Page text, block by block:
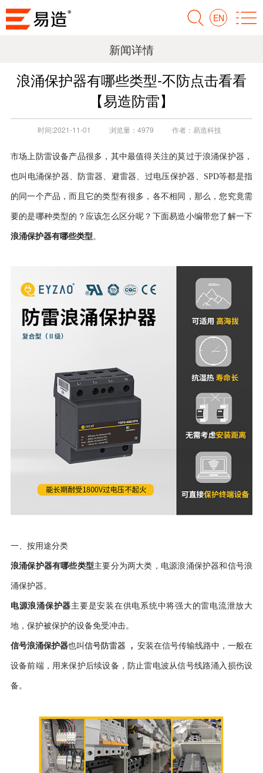
EN
新闻详情
浪涌保护器有哪些类型-不防点击看看
【易造防雷】
时间:2021-11-01 浏览量： 4979 作者： 易造科技
市场上防雷设备产品很多，其中最值得关注的莫过于浪涌保护器，
也叫电涌保护器、防雷器、避雷器、过电压保护器、SPD等都是指
的同一个产品，而且它的类型有很多，各不相同，那么，您究竟需
要的是哪种类型的？应该怎么区分呢？下面易造小编带您了解一下
浪涌保护器有哪些类型 。
一、按用途分类
浪涌保护器有哪些类型主要分为两大类，电源浪涌保护器和信号浪
涌保护器。
电源浪涌保护器主要是安装在供电系统中将强大的雷电流泄放大
地，保护被保护的设备免受冲击。
信号浪涌保护器也叫信号防雷器 ， 安装在信号传输线路中，一般在
设备前端，用来保护后续设备，防止雷电波从信号线路涌入损伤设
备。